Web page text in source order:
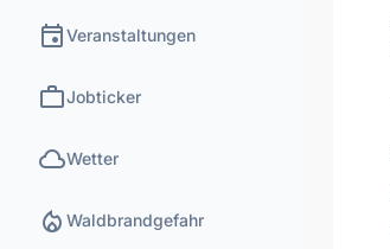
eventVeranstaltungen
workJobticker
cloudWetter
local_fire_department Waldbrandgefahr